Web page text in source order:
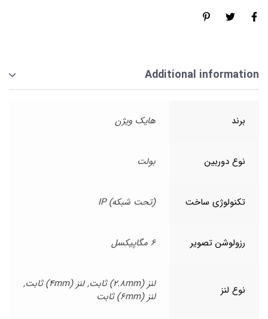
Additional information
برند هایک ویژن
نوع دوربین بولت
تکنولوژی ساخت (تحت شبکه) IP
رزولوشن تصویر 6 مگاپیکسل
نوع لنز
لنز (2.8mm) ثابت, لنز (4mm) ثابت,
لنز (6mm) ثابت